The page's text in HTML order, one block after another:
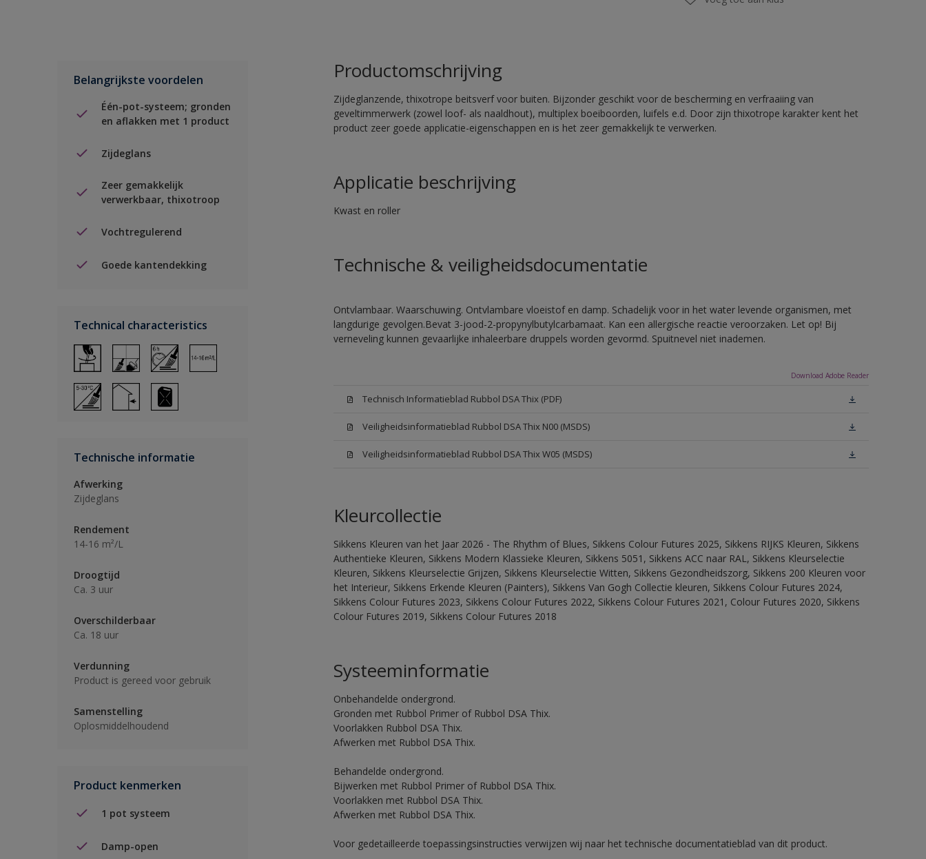
Belangrijkste voordelen
Één-pot-systeem; gronden
en aflakken met 1 product
Zijdeglans
Zeer gemakkelijk
verwerkbaar, thixotroop
Vochtregulerend
Goede kantendekking
Technical characteristics
Technische informatie
Afwerking
Zijdeglans
Rendement
14-16 m²/L
Droogtijd
Ca. 3 uur
Overschilderbaar
Ca. 18 uur
Verdunning
Product is gereed voor gebruik
Samenstelling
Oplosmiddelhoudend
Product kenmerken
1 pot systeem
Damp-open
Productomschrijving
Zijdeglanzende, thixotrope beitsverf voor buiten. Bijzonder geschikt voor de bescherming en verfraaiing van
geveltimmerwerk (zowel loof- als naaldhout), multiplex boeiboorden, luifels e.d. Door zijn thixotrope karakter kent het
product zeer goede applicatie-eigenschappen en is het zeer gemakkelijk te verwerken.
Applicatie beschrijving
Kwast en roller
Technische & veiligheidsdocumentatie
Ontvlambaar. Waarschuwing. Ontvlambare vloeistof en damp. Schadelijk voor in het water levende organismen, met
langdurige gevolgen.Bevat 3-jood-2-propynylbutylcarbamaat. Kan een allergische reactie veroorzaken. Let op! Bij
verneveling kunnen gevaarlijke inhaleerbare druppels worden gevormd. Spuitnevel niet inademen.
Download Adobe Reader
Technisch Informatieblad Rubbol DSA Thix (PDF)
Veiligheidsinformatieblad Rubbol DSA Thix N00 (MSDS)
Veiligheidsinformatieblad Rubbol DSA Thix W05 (MSDS)
Kleurcollectie
Sikkens Kleuren van het Jaar 2026 - The Rhythm of Blues, Sikkens Colour Futures 2025, Sikkens RIJKS Kleuren, Sikkens
Authentieke Kleuren, Sikkens Modern Klassieke Kleuren, Sikkens 5051, Sikkens ACC naar RAL, Sikkens Kleurselectie
Kleuren, Sikkens Kleurselectie Grijzen, Sikkens Kleurselectie Witten, Sikkens Gezondheidszorg, Sikkens 200 Kleuren voor
het Interieur, Sikkens Erkende Kleuren (Painters), Sikkens Van Gogh Collectie kleuren, Sikkens Colour Futures 2024,
Sikkens Colour Futures 2023, Sikkens Colour Futures 2022, Sikkens Colour Futures 2021, Colour Futures 2020, Sikkens
Colour Futures 2019, Sikkens Colour Futures 2018
Systeeminformatie
Onbehandelde ondergrond.
Gronden met Rubbol Primer of Rubbol DSA Thix.
Voorlakken Rubbol DSA Thix.
Afwerken met Rubbol DSA Thix.
Behandelde ondergrond.
Bijwerken met Rubbol Primer of Rubbol DSA Thix.
Voorlakken met Rubbol DSA Thix.
Afwerken met Rubbol DSA Thix.
Voor gedetailleerde toepassingsinstructies verwijzen wij naar het technische documentatieblad van dit product.